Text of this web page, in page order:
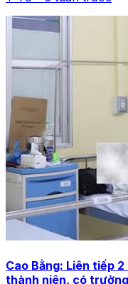
Cao Bằng: Liên tiếp
thành niên, có